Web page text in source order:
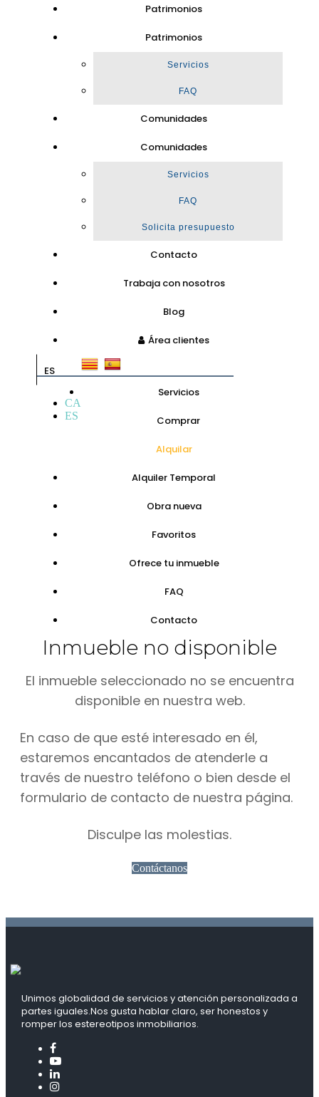
Patrimonios
Patrimonios
Servicios
FAQ
Comunidades
Comunidades
Servicios
FAQ
Solicita presupuesto
Contacto
Trabaja con nosotros
Blog
Área clientes
ES
CA
ES
Servicios
Comprar
Alquilar
Alquiler Temporal
Obra nueva
Favoritos
Ofrece tu inmueble
FAQ
Contacto
Inmueble no disponible
El inmueble seleccionado no se encuentra
disponible en nuestra web.
En caso de que esté interesado en él,
estaremos encantados de atenderle a
través de nuestro teléfono o bien desde el
formulario de contacto de nuestra página.
Disculpe las molestias.
Contáctanos
Unimos globalidad de servicios y atención personalizada a
partes iguales.Nos gusta hablar claro, ser honestos y
romper los estereotipos inmobiliarios.